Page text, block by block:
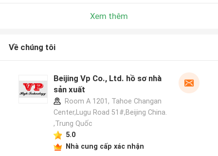
Xem thêm
Về chúng tôi
Beijing Vp Co., Ltd. hồ sơ nhà
sản xuất
Room A 1201, Tahoe Changan
Center,Lugu Road 51#,Beijing China.
,Trung Quốc
5.0
Nhà cung cấp xác nhận